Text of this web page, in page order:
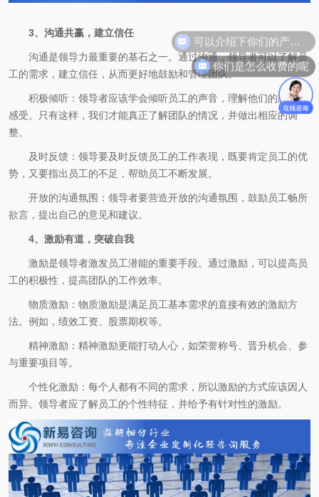
3、沟通共赢，建立信任
沟通是领导力最重要的基石之一。通过沟通，领导者可以了解员
工的需求，建立信任，从而更好地鼓励和管理团队。
积极倾听：领导者应该学会倾听员工的声音，理解他们的想法和
感受。只有这样，我们才能真正了解团队的情况，并做出相应的调
整。
及时反馈：领导要及时反馈员工的工作表现，既要肯定员工的优
势，又要指出员工的不足，帮助员工不断发展。
开放的沟通氛围：领导者要营造开放的沟通氛围，鼓励员工畅所
欲言，提出自己的意见和建议。
4、激励有道，突破自我
激励是领导者激发员工潜能的重要手段。通过激励，可以提高员
工的积极性，提高团队的工作效率。
物质激励：物质激励是满足员工基本需求的直接有效的激励方
法。例如，绩效工资、股票期权等。
精神激励：精神激励更能打动人心，如荣誉称号、晋升机会、参
与重要项目等。
个性化激励：每个人都有不同的需求，所以激励的方式应该因人
而异。领导者应了解员工的个性特征，并给予有针对性的激励。
可以介绍下你们的产品么
你们是怎么收费的呢